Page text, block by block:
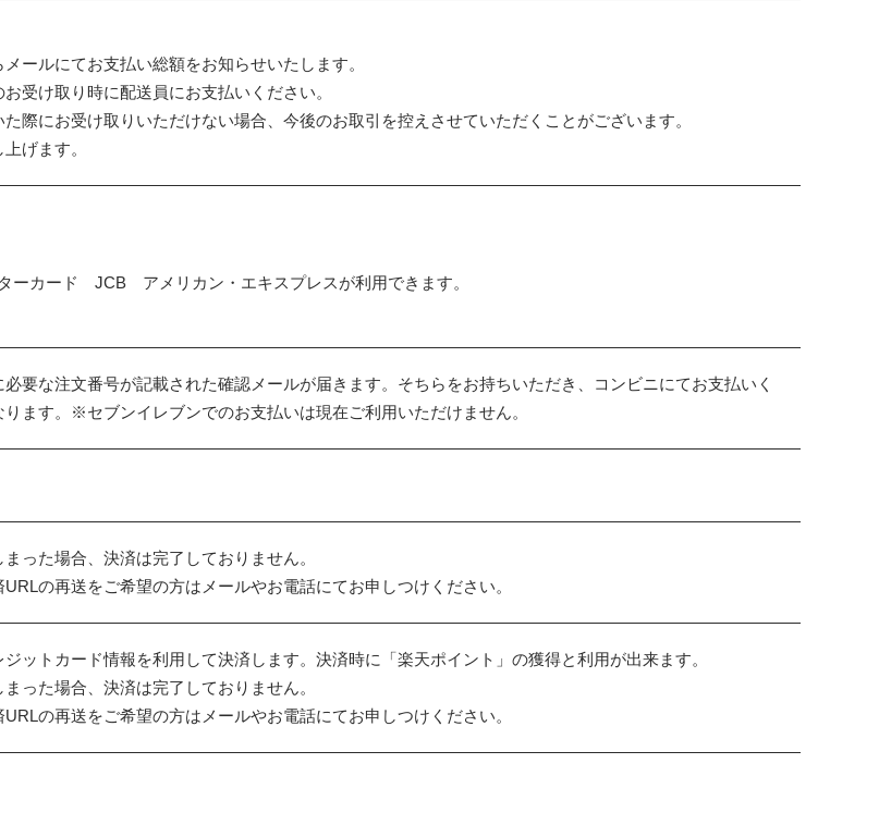
ールにてお支払い総額をお知らせいたします。
受け取り時に配送員にお支払いください。
た際にお受け取りいただけない場合、今後のお取引を控えさせていただくことがございます。
げます。
ーカード JCB アメリカン・エキスプレスが利用できます。
要な注文番号が記載された確認メールが届きます。そちらをお持ちいただき、コンビニにてお支払いく
ます。※セブンイレブンでのお支払いは現在ご利用いただけません。
った場合、決済は完了しておりません。
の再送をご希望の方はメールやお電話にてお申しつけください。
ットカード情報を利用して決済します。決済時に「楽天ポイント」の獲得と利用が出来ます。
った場合、決済は完了しておりません。
の再送をご希望の方はメールやお電話にてお申しつけください。